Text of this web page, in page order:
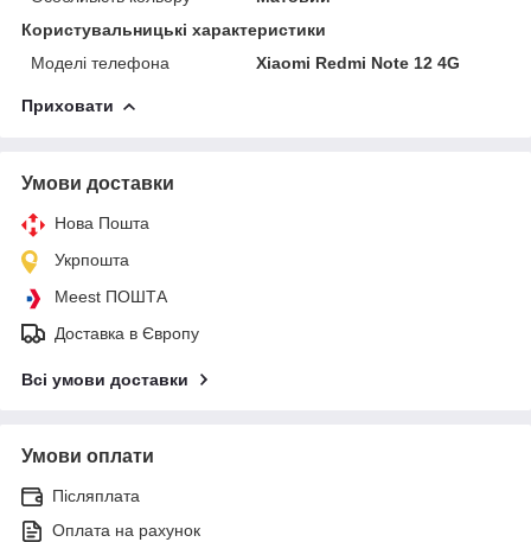
Користувальницькі характеристики
Моделі телефона
Xiaomi Redmi Note 12 4G
Приховати
Умови доставки
Нова Пошта
Укрпошта
Meest ПОШТА
Доставка в Європу
Всі умови доставки
Умови оплати
Післяплата
Оплата на рахунок